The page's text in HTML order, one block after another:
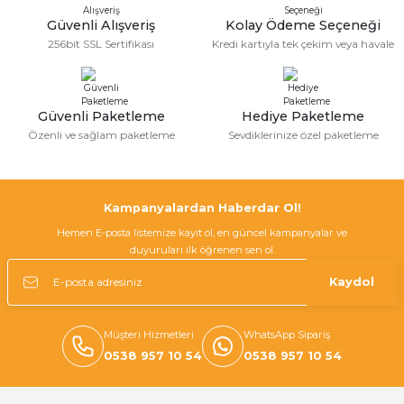
Ürün bilgilerinde hatalar bulunuyor.
Ürün fiyatı diğer sitelerden daha pahalı.
Bu ürüne benzer farklı alternatifler olmalı.
Deneyimini Paylaş
Güvenli Alışveriş
256bit SSL Sertifikası
Kolay Ödeme Seçeneği
Kredi kartıyla tek çekim veya havale
Güvenli Paketleme
Özenli ve sağlam paketleme
Hediye Paketleme
Sevdiklerinize özel paketleme
Kampanyalardan Haberdar Ol!
Hemen E-posta listemize kayıt ol, en güncel kampanyalar ve
duyuruları ilk öğrenen sen ol.
Kaydol
Müşteri Hizmetleri
0538 957 10 54
WhatsApp Sipariş
0538 957 10 54